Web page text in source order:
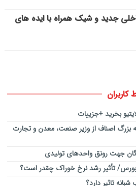
جدید و شیک همراه با ایده های
بخرید +جزییات
اصناف از وزیر صنعت، معدن و تجارت
جهت رونق واحد‌های تولیدی
تاثیر دارد؟